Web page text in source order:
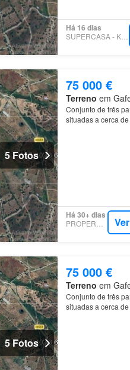
Há 16 dias
SUPERCASA - KW ALFA
5 Fotos
75 000 €
Terreno em
Conjunto de três
situadas a cerca
Há 30+ dias
5 Fotos
75 000 €
Terreno em
Conjunto de três
situadas a cerca